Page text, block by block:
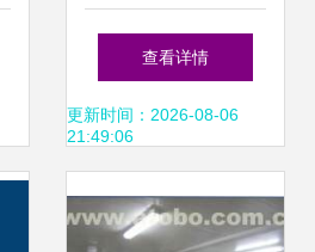
务 能否颠覆传统租
赁格局？
查看详情
更新时间：2026-08-06
21:49:06